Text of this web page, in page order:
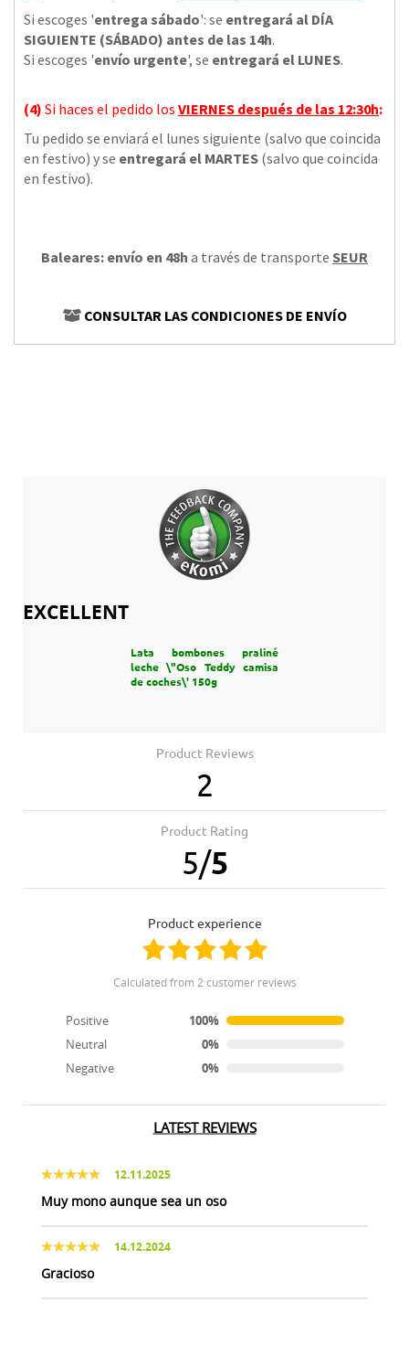
Si escoges 'entrega sábado': se entregará al DÍA
SIGUIENTE (SÁBADO) antes de las 14h.
Si escoges 'envío urgente', se entregará el LUNES.
(4) Si haces el pedido los VIERNES después de las 12:30h:
Tu pedido se enviará el lunes siguiente (salvo que coincida
en festivo) y se entregará el MARTES (salvo que coincida
en festivo).
Baleares: envío en 48h a través de transporte SEUR
CONSULTAR LAS CONDICIONES DE ENVÍO
EXCELLENT
Lata bombones praliné
leche \"Oso Teddy camisa
de coches\' 150g
Product Reviews
2
Product Rating
5/5
product experience
calculated from 2 customer reviews
Positive
100%
Neutral
0%
Negative
0%
LATEST REVIEWS
12.11.2025
Muy mono aunque sea un oso
14.12.2024
Gracioso